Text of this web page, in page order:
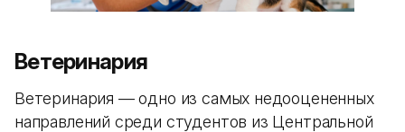
Ветеринария
Ветеринария — одно из самых недооцененных
направлений среди студентов из Центральной